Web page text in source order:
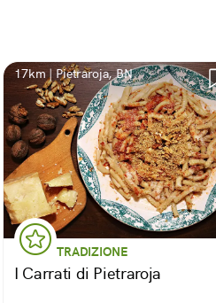
17km | Pietraroja, BN
TRADIZIONE
I Carrati di Pietraroja